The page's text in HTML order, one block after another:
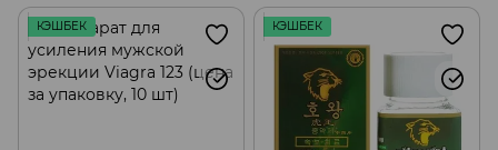
КЭШБЕК КЭШБЕК